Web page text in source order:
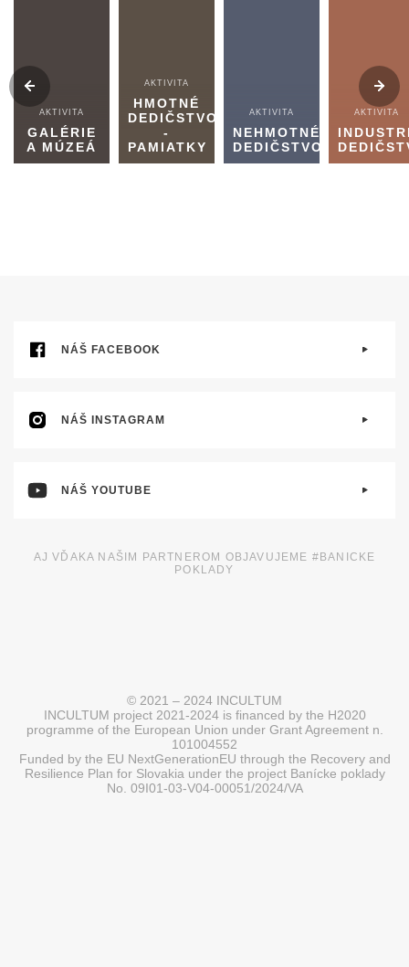
AKTIVITA
GALÉRIE
A MÚZEÁ
AKTIVITA
HMOTNÉ
DEDIČSTVO
-
PAMIATKY
AKTIVITA
NEHMOTNÉ
DEDIČSTVO
AKTIVITA
NÁŠ FACEBOOK
NÁŠ INSTAGRAM
NÁŠ YOUTUBE
AJ VĎAKA NAŠIM PARTNEROM OBJAVUJEME #BANICKE
POKLADY
© 2021 – 2024 INCULTUM
INCULTUM project 2021-2024 is financed by the H2020
programme of the European Union under Grant Agreement n.
101004552
Funded by the EU NextGenerationEU through the Recovery and
Resilience Plan for Slovakia under the project Banícke poklady
No. 09I01-03-V04-00051/2024/VA